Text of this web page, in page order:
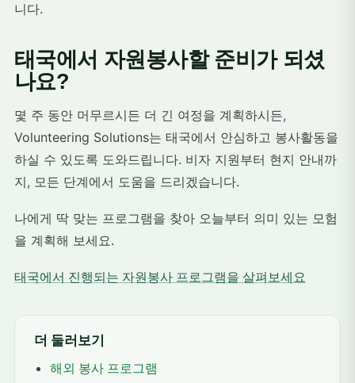
니다.
태국에서 자원봉사할 준비가 되셨
나요?
몇 주 동안 머무르시든 더 긴 여정을 계획하시든,
Volunteering Solutions는 태국에서 안심하고 봉사활동을
하실 수 있도록 도와드립니다. 비자 지원부터 현지 안내까
지, 모든 단계에서 도움을 드리겠습니다.
나에게 딱 맞는 프로그램을 찾아 오늘부터 의미 있는 모험
을 계획해 보세요.
태국에서 진행되는 자원봉사 프로그램을 살펴보세요
더 둘러보기
해외 봉사 프로그램